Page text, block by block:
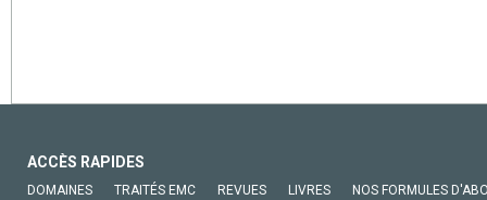
ACCÈS RAPIDES
DOMAINES TRAITÉS EMC REVUES LIVRES NOS FORMULES